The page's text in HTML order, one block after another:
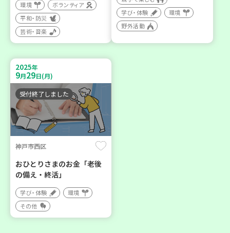
環境
ボランティア
平和・防災
芸術・音楽
学び・体験
環境
野外活動
2025年
9月29日(月)
受付終了しました
神戸市西区
おひとりさまのお金「老後
の備え・終活」
学び・体験
環境
その他